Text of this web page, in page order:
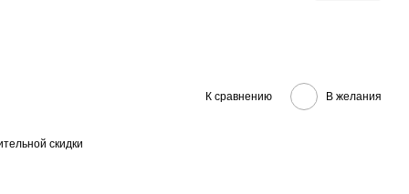
К сравнению В желания
скидки